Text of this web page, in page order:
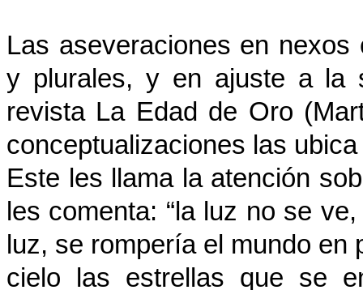
Las aseveraciones en
y plurales, y en ajuste a la
revista La Edad de Oro
conceptualizaciones las
Este les llama la atención
les comenta: “la luz no se
luz, se rompería el mundo
cielo las estrellas que se